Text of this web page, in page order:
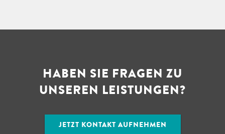
HABEN SIE FRAGEN ZU
UNSEREN LEISTUNGEN?
JETZT KONTAKT AUFNEHMEN